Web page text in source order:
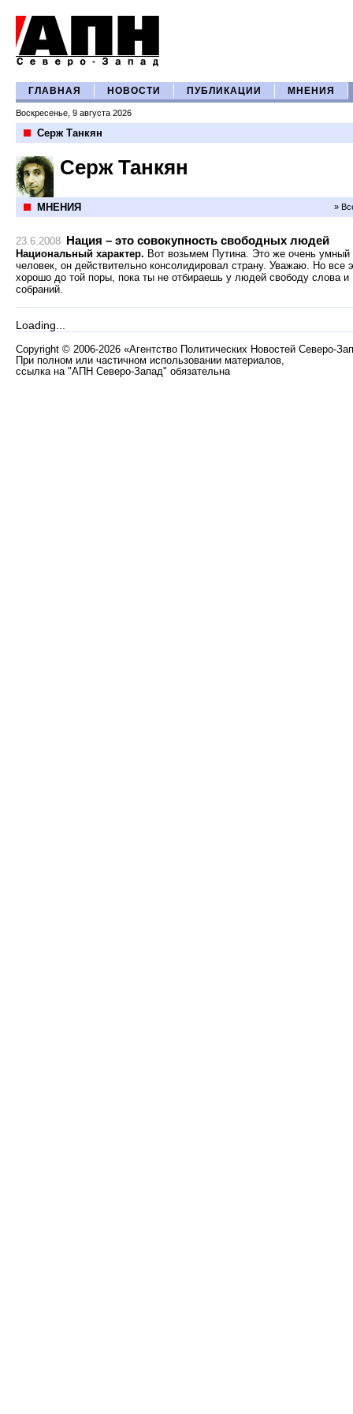
ГЛАВНАЯ НОВОСТИ ПУБЛИКАЦИИ МНЕНИЯ
Воскресенье, 9 августа 2026
Серж Танкян
Серж Танкян
МНЕНИЯ »
23.6.2008 Нация – это совокупность свободных людей
Национальный характер. Вот возьмем Путина. Это же очень умный
человек, он действительно консолидировал страну. Уважаю. Но все
хорошо до той поры, пока ты не отбираешь у людей свободу слова и
собраний.
Loading...
Copyright © 2006-2026 «Агентство Политических Новостей Северо-
При полном или частичном использовании материалов,
ссылка на "АПН Северо-Запад" обязательна